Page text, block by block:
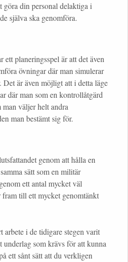
göra din personal delaktiga i
själva ska genomföra.
ett planeringsspel är att det även
övningar där man simulerar
är även möjligt att i detta läge
där man som en kontrollåtgärd
man väljer helt andra
man bestämt sig för.
genom att hålla en
sätt som en militär
ett antal mycket väl
fram till ett mycket genomtänkt
arbete i de tidigare stegen varit
underlag som krävs för att kunna
ett sånt sätt att du verkligen